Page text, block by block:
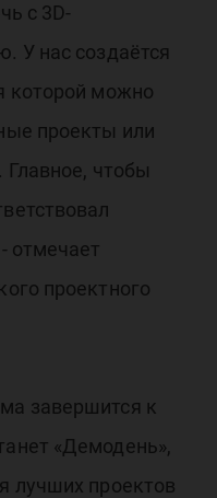
с 3D-
У нас создаётся
которой можно
проекты или
Главное, чтобы
отмечает
проектного
завершится к
«Демодень»,
лучших проектов